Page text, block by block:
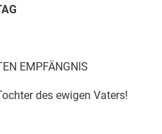
EMPFÄNGNIS
des ewigen Vaters!